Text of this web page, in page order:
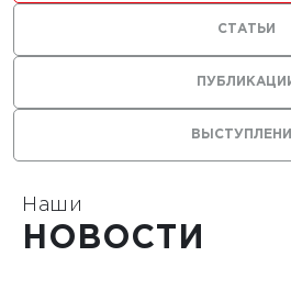
СТАТЬИ
Наши
НОВОСТИ